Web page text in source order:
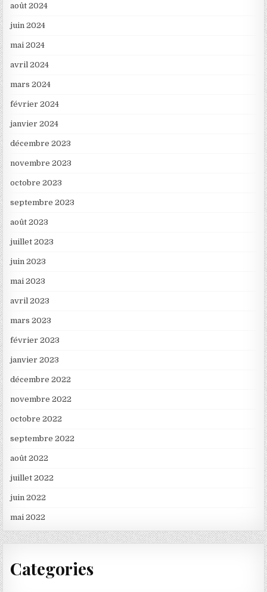
août 2024
juin 2024
mai 2024
avril 2024
mars 2024
février 2024
janvier 2024
décembre 2023
novembre 2023
octobre 2023
septembre 2023
août 2023
juillet 2023
juin 2023
mai 2023
avril 2023
mars 2023
février 2023
janvier 2023
décembre 2022
novembre 2022
octobre 2022
septembre 2022
août 2022
juillet 2022
juin 2022
mai 2022
Categories